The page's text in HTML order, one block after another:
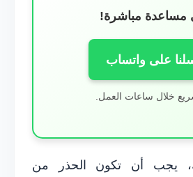
مساعدة مباشرة!
على واتساب
خلال ساعات العمل.
يجب أن تكون الحذر من